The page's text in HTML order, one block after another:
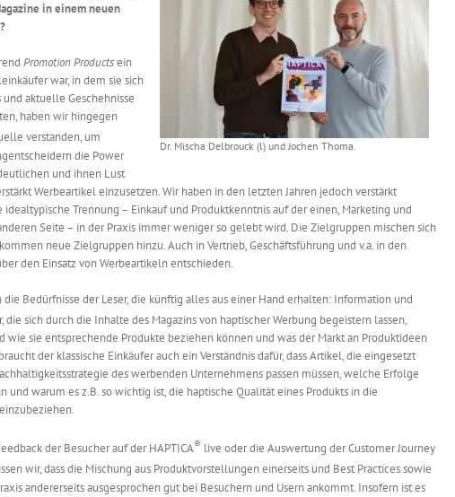
Dr. Mischa Delbrouck (l) und Jochen Thoma.
in einem neuen
Promotion Productsein
war, in dem sie sich
aktuelle Geschehnisse
haben wir hingegen
verstanden, um
die Power
und ihnen Lust
Werbeartikel einzusetzen. Wir haben in den letzten Jahren jedoch verstärkt
idealtypische Trennung – Einkauf und Produktkenntnis auf der einen, Marketing und
Seite – in der Praxis immer weniger so gelebt wird. Die Zielgruppen mischen sich
neue Zielgruppen hinzu. Auch in Vertrieb, Geschäftsführung und v.a. in den
den Einsatz von Werbeartikeln entschieden.
Bedürfnisse der Leser, die künftig alles aus einer Hand erhalten: Information und
die sich durch die Inhalte des Magazins von haptischer Werbung begeistern lassen,
wie sie entsprechende Produkte beziehen können und was der Markt an Produktideen
der klassische Einkäufer auch ein Verständnis dafür, dass Artikel, die eingesetzt
des werbenden Unternehmens passen müssen, welche Erfolge
und warum es z.B. so wichtig ist, die haptische Qualität eines Produkts in die
der Besucher auf der HAPTICA® live oder die Auswertung der Customer Journey
wir, dass die Mischung aus Produktvorstellungen einerseits und Best Practices sowie
andererseits ausgesprochen gut bei Besuchern und Usern ankommt. Insofern ist es